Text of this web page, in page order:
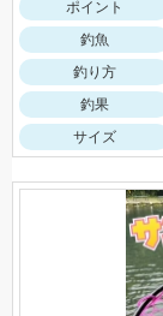
ポイント
釣魚
釣り方
釣果
サイズ